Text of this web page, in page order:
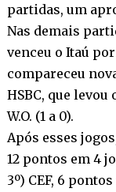
partidas, um
Nas demais
venceu o Itaú
compareceu
HSBC, que
W.O. (1 a 0).
Após esses
12 pontos em 4
3º) CEF, 6